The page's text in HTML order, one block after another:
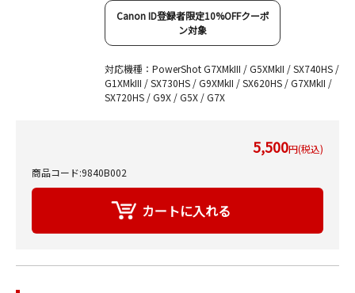
Canon ID登録者限定10%OFFクーポ
ン対象
対応機種：PowerShot G7XMkIII / G5XMkII / SX740HS /
G1XMkIII / SX730HS / G9XMkII / SX620HS / G7XMkII /
SX720HS / G9X / G5X / G7X
5,500円(税込)
商品コード:9840B002